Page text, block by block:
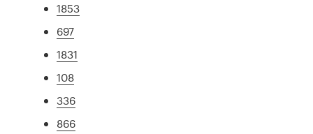
1853
697
1831
108
336
866